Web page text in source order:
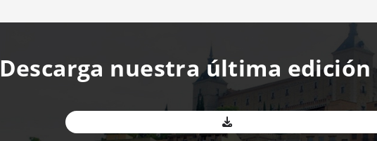
Descarga nuestra última edición